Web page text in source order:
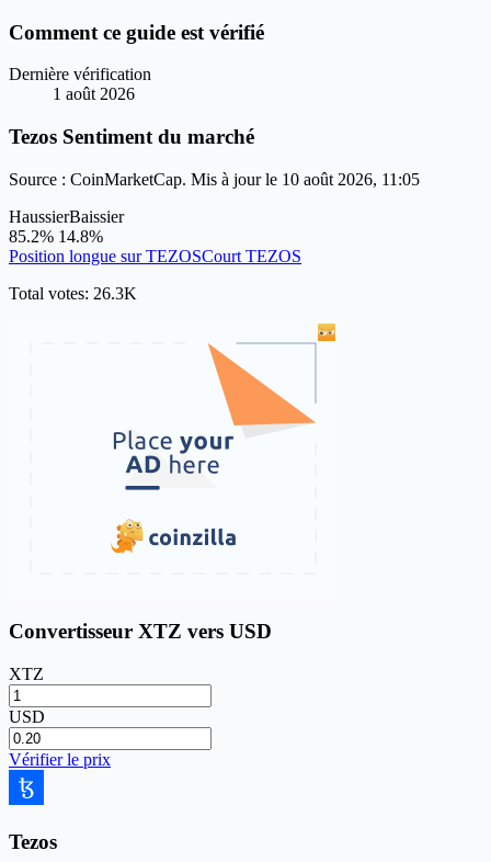
Comment ce guide est vérifié
Dernière vérification
1 août 2026
Tezos Sentiment du marché
Source : CoinMarketCap. Mis à jour le 10 août 2026, 11:05
HaussierBaissier
85.2% 14.8%
Position longue sur TEZOSCourt TEZOS
Total votes: 26.3K
Convertisseur XTZ vers USD
XTZ
USD
Vérifier le prix
Tezos